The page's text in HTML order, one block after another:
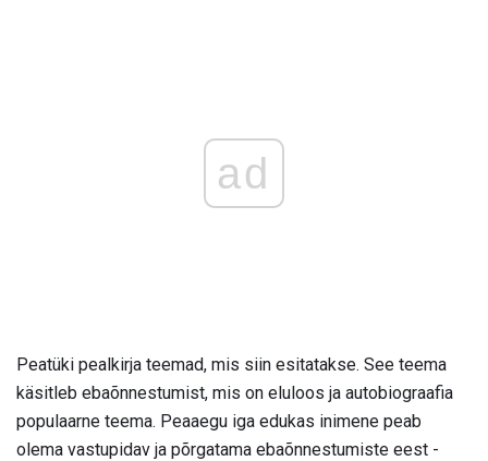
ad
Peatüki pealkirja teemad, mis siin esitatakse. See teema
käsitleb ebaõnnestumist, mis on eluloos ja autobiograafia
populaarne teema. Peaaegu iga edukas inimene peab
olema vastupidav ja põrgatama ebaõnnestumiste eest -